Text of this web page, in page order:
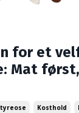
for et
Mat
Kosthold